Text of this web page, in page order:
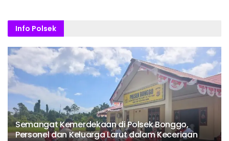
Info Polsek
Semangat Kemerdekaan di Polsek Bonggo,
Personel dan Keluarga Larut dalam Keceriaan